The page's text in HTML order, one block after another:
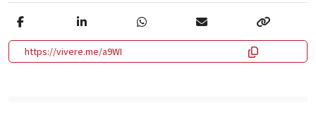
https://vivere.me/a9WI